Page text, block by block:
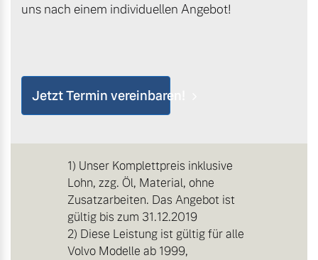
uns nach einem individuellen Angebot!
Jetzt Termin vereinbaren!
1) Unser Komplettpreis inklusive
Lohn, zzg. Öl, Material, ohne
Zusatzarbeiten. Das Angebot ist
gültig bis zum 31.12.2019
2) Diese Leistung ist gültig für alle
Volvo Modelle ab 1999,